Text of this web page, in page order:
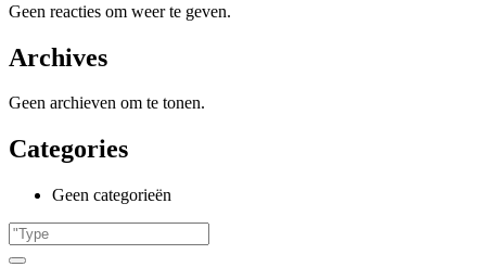
Geen reacties om weer te geven.
Archives
Geen archieven om te tonen.
Categories
Geen categorieën